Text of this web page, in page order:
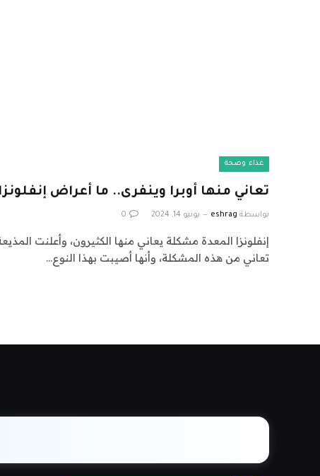
غذاء وصحة
تعاني منها أوبرا وينفرى.. ما أعراض
بواسطة eshrag يونيو 14, 2024 0
إنفلونزا المعدة مشكلة يعاني منها الكثيرون، وأعلنت
تعاني من هذه المشكلة، وأنها أصيبت بهذا النوع…